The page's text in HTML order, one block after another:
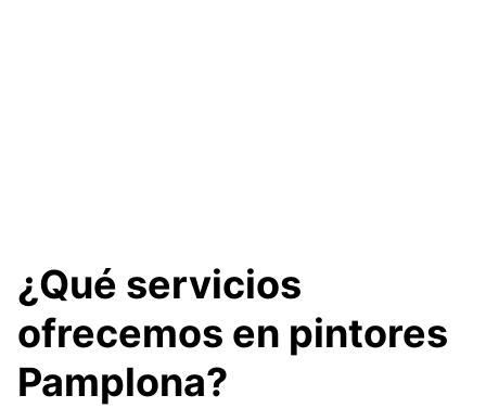
¿Qué servicios
ofrecemos en pintores
Pamplona?